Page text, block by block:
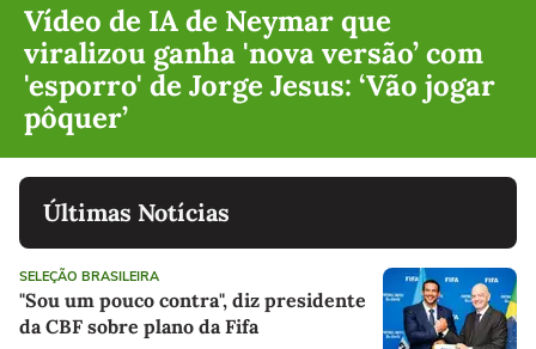
Vídeo de IA de Neymar que
viralizou ganha 'nova versão’ com
'esporro' de Jorge Jesus: ‘Vão jogar
pôquer’
Últimas Notícias
SELEÇÃO BRASILEIRA
"Sou um pouco contra", diz presidente
da CBF sobre plano da Fifa